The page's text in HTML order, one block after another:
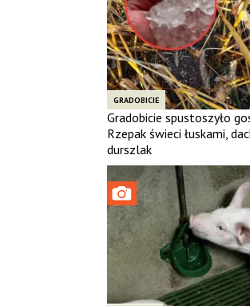
GRADOBICIE
Gradobicie spustoszyło
Rzepak świeci łuskami,
durszlak